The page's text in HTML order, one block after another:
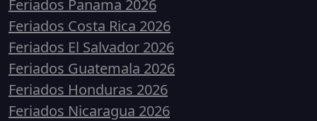
Feriados Panama 2026
Feriados Costa Rica 2026
Feriados El Salvador 2026
Feriados Guatemala 2026
Feriados Honduras 2026
Feriados Nicaragua 2026